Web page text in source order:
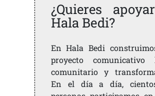
¿Quieres
Hala Bedi?
En Hala Bedi
proyecto comunicativo
comunitario y
En el día a día,